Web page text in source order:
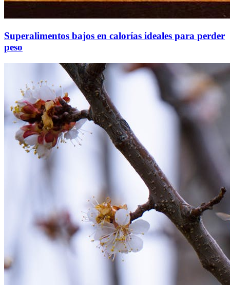
Superalimentos bajos en calorías ideales para perder
peso